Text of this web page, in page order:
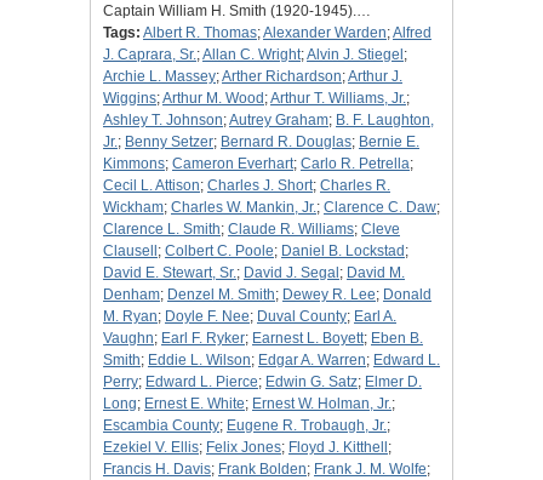
Captain William H. Smith (1920-1945).…
Tags: Albert R. Thomas;Alexander Warden;Alfred
J. Caprara, Sr.;Allan C. Wright;Alvin J. Stiegel ;
Archie L. Massey;Arther Richardson;Arthur J.
Wiggins;Arthur M. Wood ;Arthur T. Williams, Jr.;
Ashley T. Johnson;Autrey Graham; B. F. Laughton,
Jr.; Benny Setzer; Bernard R. Douglas; Bernie E.
Kimmons; Cameron Everhart; Carlo R. Petrella;
Cecil L. Attison; Charles J. Short; Charles R.
Wickham; Charles W. Mankin, Jr.; Clarence C. Daw;
Clarence L. Smith; Claude R. Williams; Cleve
Clausell ; Colbert C. Poole; Daniel B. Lockstad ;
David E. Stewart, Sr.; David J. Segal ; David M.
Denham; Denzel M. Smith; Dewey R. Lee; Donald
M. Ryan; Doyle F. Nee; Duval County; Earl A.
Vaughn; Earl F. Ryker; Earnest L. Boyett; Eben B.
Smith; Eddie L. Wilson; Edgar A. Warren; Edward L.
Perry; Edward L. Pierce; Edwin G. Satz; Elmer D.
Long; Ernest E. White; Ernest W. Holman, Jr.;
Escambia County; Eugene R. Trobaugh, Jr.;
Ezekiel V. Ellis; Felix Jones; Floyd J. Kitthell ;
Francis H. Davis; Frank Bolden; Frank J. M. Wolfe;